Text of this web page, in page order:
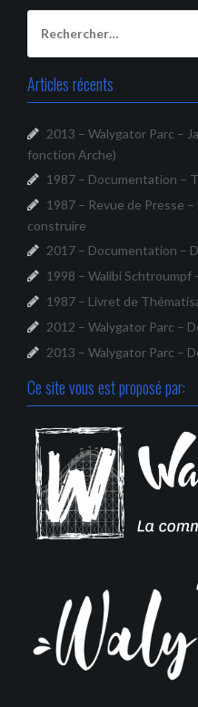
Articles récents
2013 – Walygator Parc –
fonction Arche)
1987 – Documentation –
1987 – Revue de Presse
construire
2017 – Documentation –
1998 – Walibi Schtroumpf
1987 – Livret de
2012 – Walygator Parc –
2013 – Walygator Parc –
Ce site vous est proposé par: